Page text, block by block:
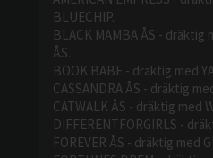
BLUECHIP.
BLACK MAMBA ÅS - dräktig
ÅS.
BOOK BABE - dräktig med
CASSANDRA ÅS - dräktig
CATWALK ÅS - dräktig med
DIFFERENTFORGIRLS -
FOREVER ÅS - dräktig med